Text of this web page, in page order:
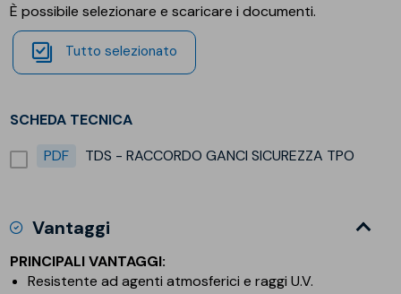
È possibile selezionare e scaricare i documenti.
Tutto selezionato
SCHEDA TECNICA
PDF
TDS - RACCORDO GANCI SICUREZZA TPO
Vantaggi
PRINCIPALI VANTAGGI:
Resistente ad agenti atmosferici e raggi U.V.